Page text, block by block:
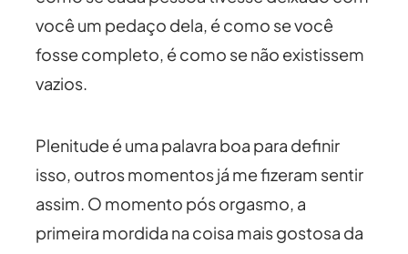
você um pedaço dela, é como se você
fosse completo, é como se não existissem
vazios.
Plenitude é uma palavra boa para definir
isso, outros momentos já me fizeram sentir
assim. O momento pós orgasmo, a
primeira mordida na coisa mais gostosa da